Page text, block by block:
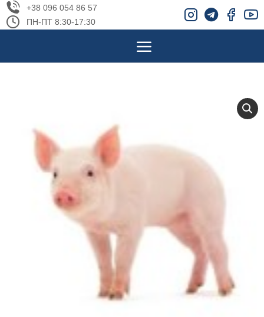
+38 096 054 86 57
ПН-ПТ 8:30-17:30